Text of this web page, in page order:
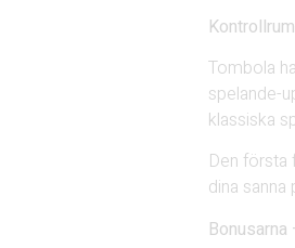
Tombola
spelande-
klassiska
Den första
dina